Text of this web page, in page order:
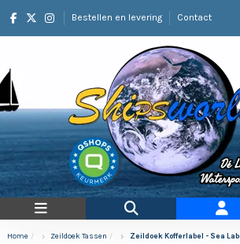
Bestellen en levering Contact
Home Zeildoek Tassen Zeildoek Kofferlabel - Sea